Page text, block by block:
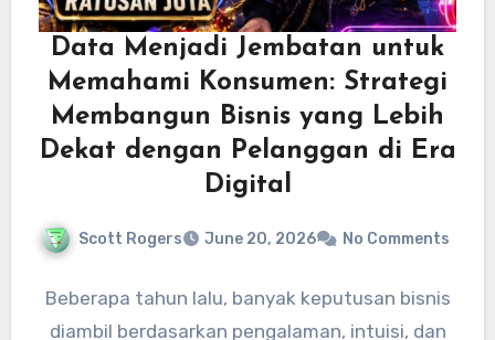
Data Menjadi Jembatan untuk
Memahami Konsumen: Strategi
Membangun Bisnis yang Lebih
Dekat dengan Pelanggan di Era
Digital
Scott Rogers June 20, 2026 No Comments
Beberapa tahun lalu, banyak keputusan bisnis
diambil berdasarkan pengalaman, intuisi, dan